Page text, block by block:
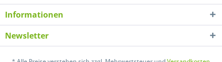
Informationen
Newsletter